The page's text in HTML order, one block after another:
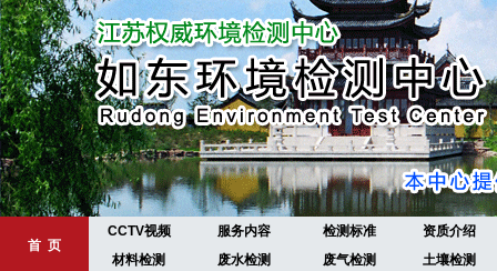
首 页
CCTV视频 服务内容 检测标准
资质介绍
材料检测
废水检测 废气检测 土壤检测